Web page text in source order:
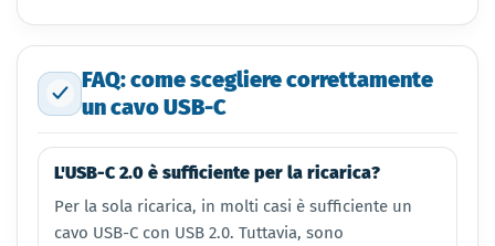
FAQ: come scegliere correttamente
un cavo USB-C
L'USB-C 2.0 è sufficiente per la ricarica?
Per la sola ricarica, in molti casi è sufficiente un
cavo USB-C con USB 2.0. Tuttavia, sono